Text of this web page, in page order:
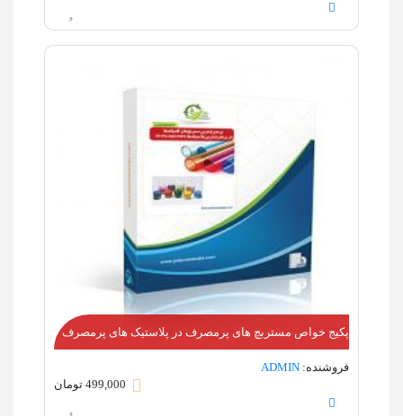
پکیج خواص مستربچ های پرمصرف در پلاستیک های پرمصرف
فروشنده: ADMIN
499,000 تومان